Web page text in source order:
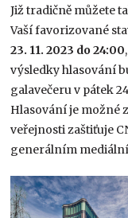
Již tradičně můžete
Vaší favorizované
23. 11. 2023 do 24:00
výsledky hlasování
galavečeru v pátek
Hlasování je možné
veřejnosti zaštiťuje
generálním